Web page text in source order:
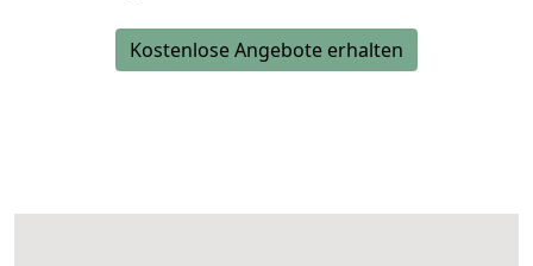
Kostenlose Angebote erhalten